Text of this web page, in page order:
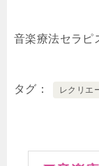
音楽療法セラ
タグ レクリエ